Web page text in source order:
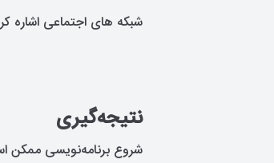
شبکه های اجتماعی اشاره
نتیجه‌گیری
شروع برنامه‌نویسی ممکن